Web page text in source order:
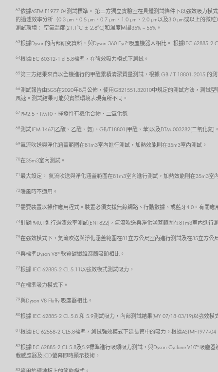
62依據ASTM F1977-04測試標準。 第三方獨立實驗室在具體測試條件下以強效吸力
的過濾效率分析（0.3 μm、0.5 μm、0.7 μm、1.0 μm、2.0 μm以及3.0 μm或以上的
測試環境： 空氣溫度(21.1°C ± 2.8°C)和濕度區間35% – 55%。
63根據Dyson的內部研究資料，與Dyson 360 Eye™吸塵機器人相比。 根據IEC 62885-2
64根據IEC 60312-1 cl 5.8標準，在強效吸力模式下測試。
65第三方結果來自以全機進行的甲醛累積清潔質量測試，根據 GB / T 18801-2015 的
66 測試報告由SGS在2020年8月公佈，使用GB21551.32010中規定的測試方法，測試
風速。測試結果可能與實際環境表現有所不同。
67 PM2.5、PM10、揮發性有機化合物、二氧化氮
68 測試JEM 1467(乙酸、乙醛、氨)、GB/T18801(甲醛、苯)以及DTM-003282(二氧化
69氣流吹送與淨化涵蓋範圍在81m3室內進行測試，加熱效能則在35m3室內測試。
70在35m3室內測試。
71 最大設定。 氣流吹送與淨化涵蓋範圍在81m3室內進行測試，加熱效能則在35m3室
72 暖風時不適用。
73 需要裝置以操作應用程式。裝置必須支援無線網路、行動數據、或藍牙4.0。有關
74 針對PM0.1進行過濾效率測試(EN1822)，氣流吹送與淨化涵蓋範圍在81m3室內進行
75在強效模式下，氣流吹送與淨化涵蓋範圍在81立方公尺室內進行測試及在35立方公
76與標準Dyson V8™ 軟質碳纖維滾筒吸頭相比。
77根據 IEC 62885-2 CL 5.11以強效模式測試吸力。
78在標準吸力模式下。
79與Dyson V8 Fluffy 吸塵器相比。
80根據 IEC 62885-2 CL 5.8 和 5.9測試吸力，內部測試結果(MY 07/18-03/19)以強效模
81 根據IEC 62558-2 CL5.8標準，測試強效模式下延長管中的吸力。根據ASTMF1977-
82根據IEC 62885-2 CL 5.8及5.9標準進行吸頭吸力測試，與Dyson Cyclone V10™吸
載感應器及LCD螢幕即時顯示技術。
83